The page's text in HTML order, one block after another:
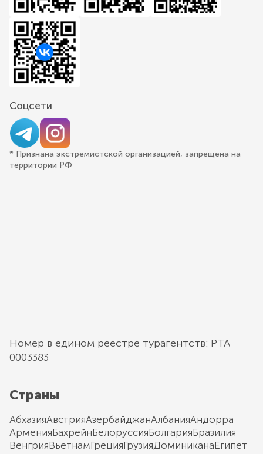
Соцсети
* Признана экстремистской организацией, запрещена на
территории РФ
Номер в едином реестре турагентств: РТА
0003383
Страны
АбхазияАвстрияАзербайджанАлбанияАндорра
АрменияБахрейнБелоруссияБолгарияБразилия
ВенгрияВьетнамГрецияГрузияДоминиканаЕгипет